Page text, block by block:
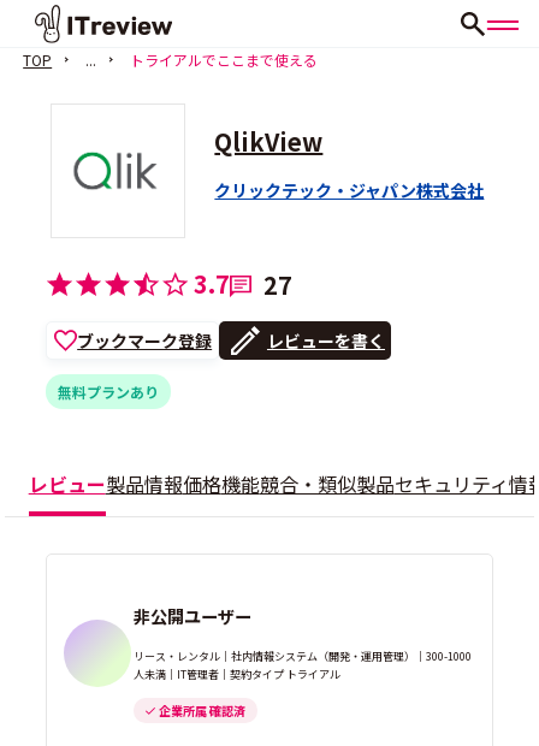
TOP ... トライアルでここまで使える
QlikView
クリックテック・ジャパン株式会社
3.7 27
ブックマーク登録 レビューを書く
無料プランあり
レビュー製品情報価格機能競合・類似製品セキュリティ情
非公開ユーザー
リース・レンタル｜社内情報システム（開発・運用管理）｜300-1000
人未満｜IT管理者｜契約タイプ トライアル
企業所属 確認済